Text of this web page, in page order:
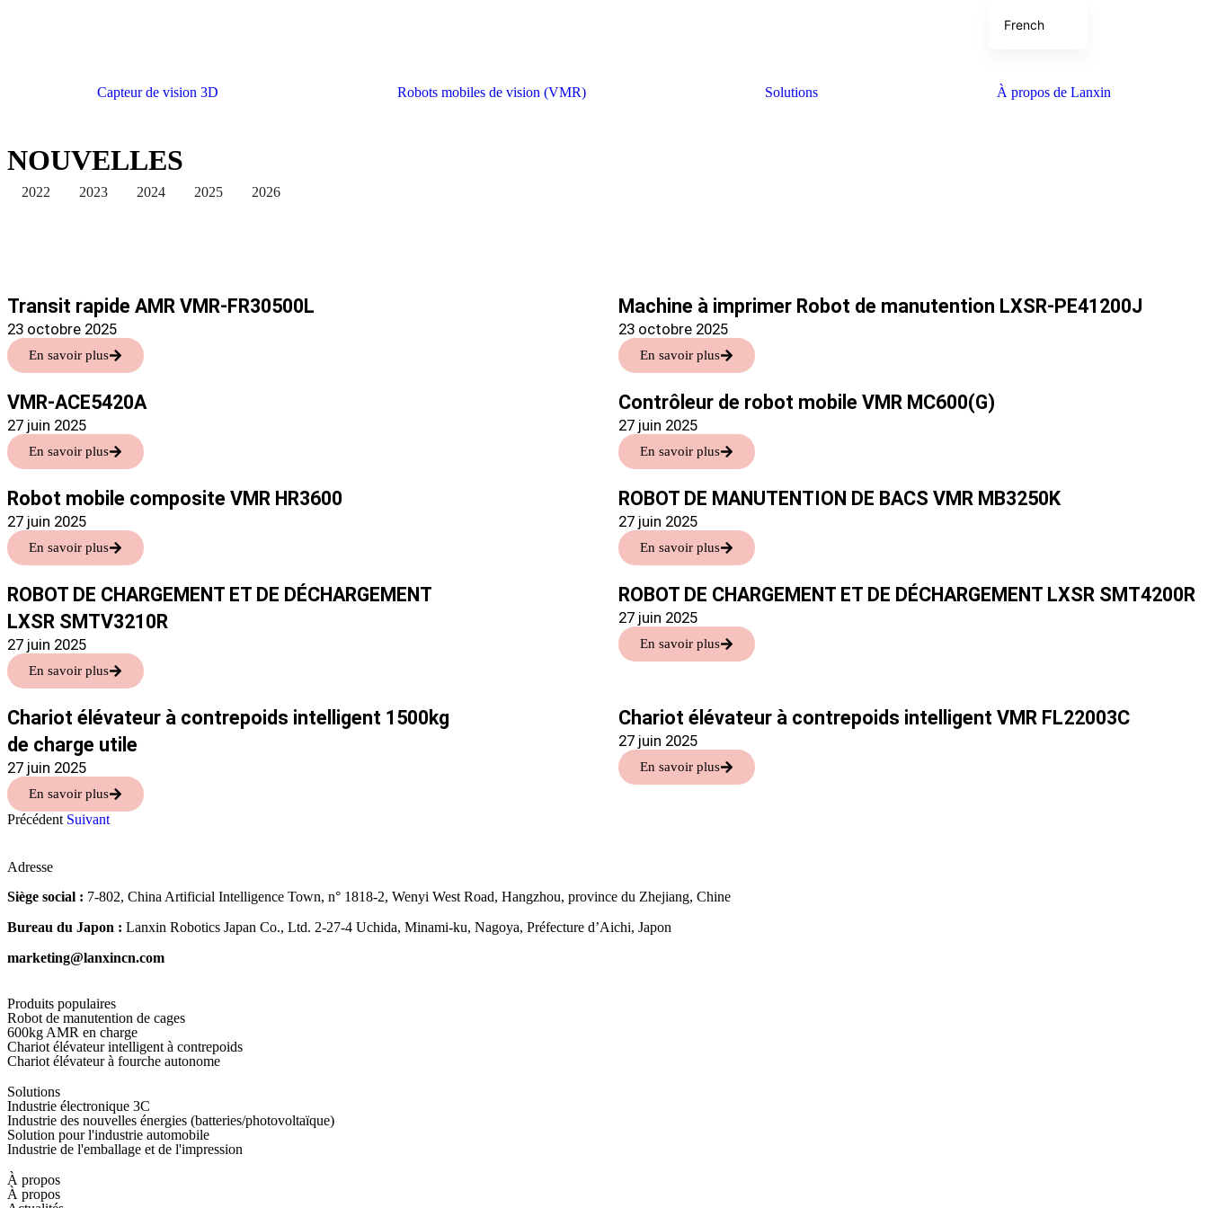
Capteur de vision 3D Robots mobiles de vision (VMR) Solutions À propos de Lanxin
NOUVELLES
2022 2023 2024 2025 2026
Transit rapide AMR VMR-FR30500L
23 octobre 2025
En savoir plus
Machine à imprimer Robot de manutention LXSR-PE41200J
23 octobre 2025
En savoir plus
VMR-ACE5420A
27 juin 2025
En savoir plus
Contrôleur de robot mobile VMR MC600(G)
27 juin 2025
En savoir plus
Robot mobile composite VMR HR3600
27 juin 2025
En savoir plus
ROBOT DE MANUTENTION DE BACS VMR MB3250K
27 juin 2025
En savoir plus
ROBOT DE CHARGEMENT ET DE DÉCHARGEMENT
LXSR SMTV3210R
27 juin 2025
En savoir plus
ROBOT DE CHARGEMENT ET DE DÉCHARGEMENT LXSR SMT4200R
27 juin 2025
En savoir plus
Chariot élévateur à contrepoids intelligent 1500kg
de charge utile
27 juin 2025
En savoir plus
Chariot élévateur à contrepoids intelligent VMR FL22003C
27 juin 2025
En savoir plus
Précédent Suivant
Adresse
Siège social : 7-802, China Artificial Intelligence Town, n° 1818-2, Wenyi West Road, Hangzhou, province du Zhejiang, Chine
Bureau du Japon : Lanxin Robotics Japan Co., Ltd. 2-27-4 Uchida, Minami-ku, Nagoya, Préfecture d’Aichi, Japon
marketing@lanxincn.com
Produits populaires
Robot de manutention de cages
600kg AMR en charge
Chariot élévateur intelligent à contrepoids
Chariot élévateur à fourche autonome
Solutions
Industrie électronique 3C
Industrie des nouvelles énergies (batteries/photovoltaïque)
Solution pour l'industrie automobile
Industrie de l'emballage et de l'impression
À propos
À propos
French
Japanese